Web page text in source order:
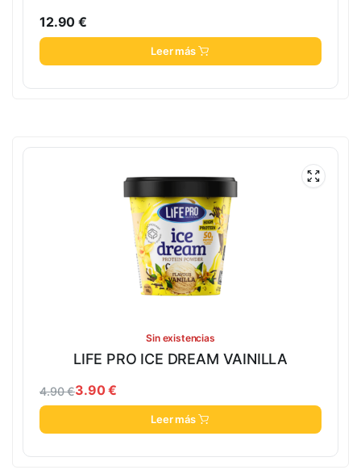
12.90€
Leer más
Sin existencias
LIFE PRO ICE DREAM VAINILLA
4.90€3.90€
Leer más